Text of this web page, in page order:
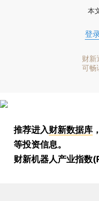
本
登
财新
可畅
推荐进入财新数据库
等投资信息。
财新机器人产业指数